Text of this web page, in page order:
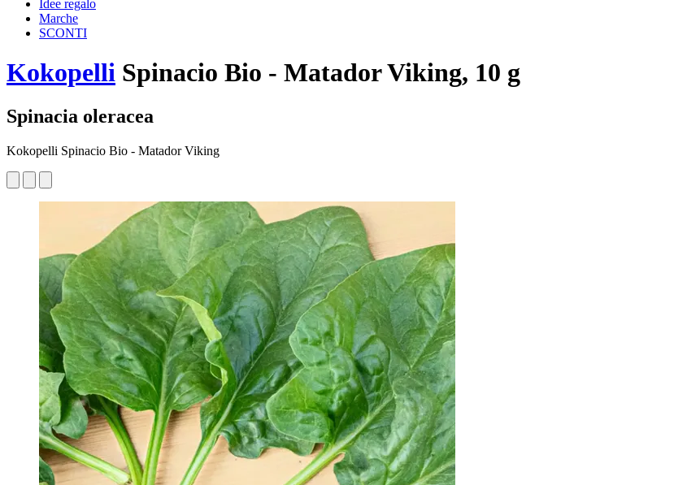
Idee regalo
Marche
SCONTI
Kokopelli Spinacio Bio - Matador Viking, 10 g
Spinacia oleracea
Kokopelli Spinacio Bio - Matador Viking